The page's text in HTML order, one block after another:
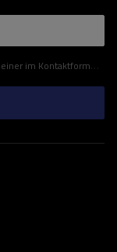
(EU) des Europäischen Parlaments und des Rates zu.